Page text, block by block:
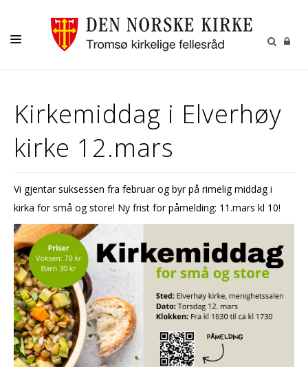
AKTIVITETER OG KONSERTER
DÅP
VIGSEL
KONTAKT
Kirkemiddag i Elverhøy
kirke 12.mars
Vi gjentar suksessen fra februar og byr på rimelig middag i
kirka for små og store! Ny frist for påmelding: 11.mars kl 10!